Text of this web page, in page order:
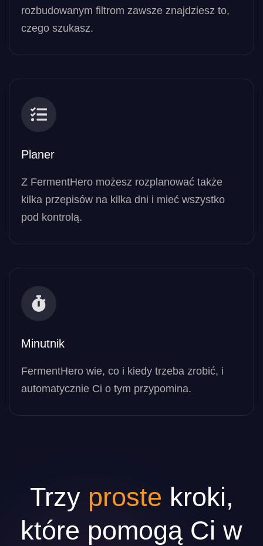
rozbudowanym filtrom zawsze znajdziesz to,
czego szukasz.
Planer
Z FermentHero możesz rozplanować także
kilka przepisów na kilka dni i mieć wszystko
pod kontrolą.
Minutnik
FermentHero wie, co i kiedy trzeba zrobić, i
automatycznie Ci o tym przypomina.
Trzy proste kroki,
które pomogą Ci w